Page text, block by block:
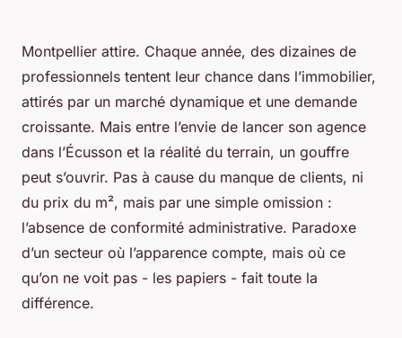
Montpellier attire. Chaque année, des dizaines de
professionnels tentent leur chance dans l’immobilier,
attirés par un marché dynamique et une demande
croissante. Mais entre l’envie de lancer son agence
dans l’Écusson et la réalité du terrain, un gouffre
peut s’ouvrir. Pas à cause du manque de clients, ni
du prix du m², mais par une simple omission :
l’absence de conformité administrative. Paradoxe
d’un secteur où l’apparence compte, mais où ce
qu’on ne voit pas - les papiers - fait toute la
différence.